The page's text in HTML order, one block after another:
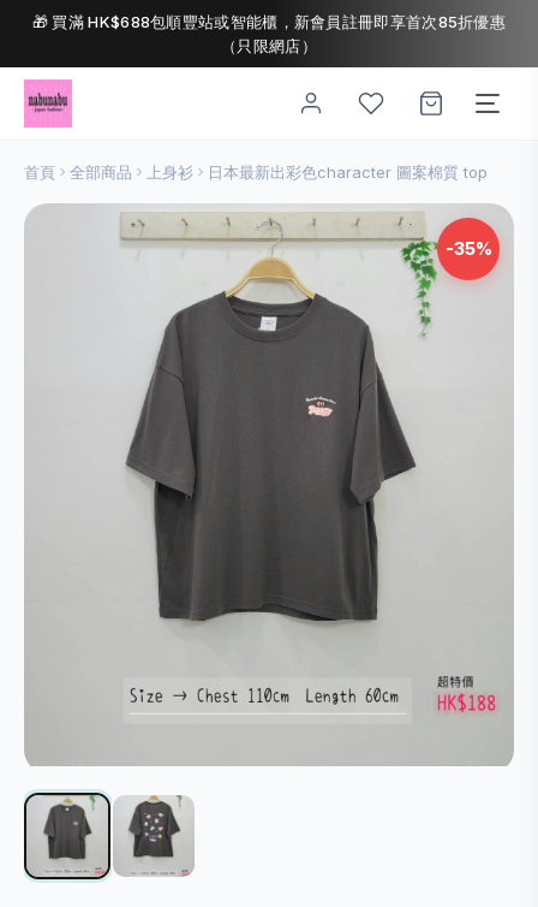
🎁 買滿 HK$688包順豐站或智能櫃，新會員註冊即享首次85折優惠
（只限網店）
首頁 全部商品 上身衫 日本最新出彩色character 圖案棉質 top
-35%